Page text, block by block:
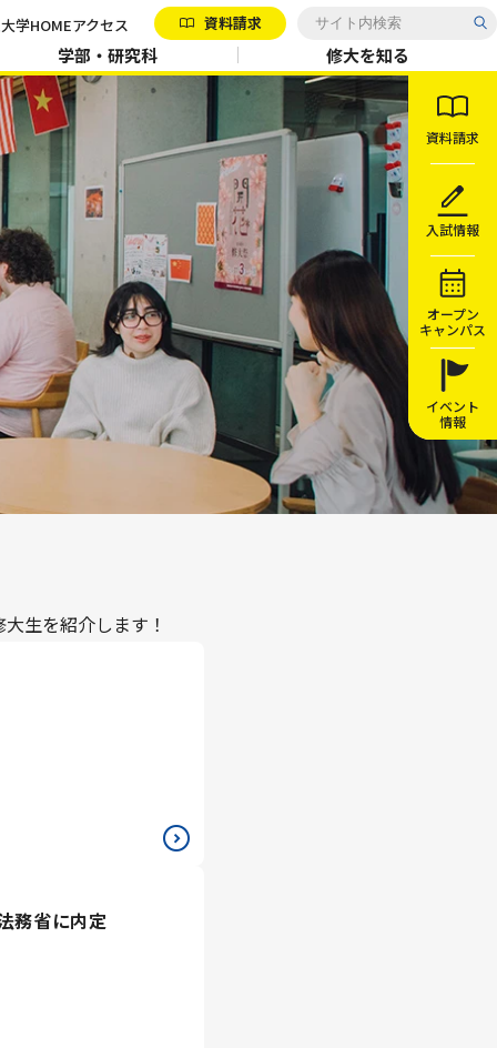
学HOMEアクセス 資料請求
学部・研究科 修大を知る
資料請求
入試情報
オープン
キャンパス
イベント
情報
生を紹介します！
務省に内定